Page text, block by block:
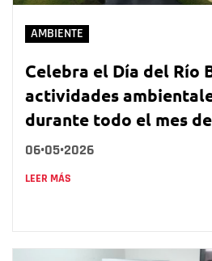
AMBIENTE
Celebra el Día del Río
actividades
durante todo el mes
06•05•2026
LEER MÁS